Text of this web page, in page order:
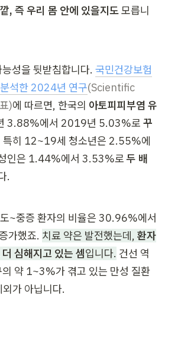
, 즉 우리 몸 안에 있을지도 모릅니
성을 뒷받침합니다. 국민건강보험
석한 2024년 연구(Scientific
)에 따르면, 한국의 아토피피부염 유
3.88%에서 2019년 5.03%로 꾸
특히 12~19세 청소년은 2.55%에
인은 1.44%에서 3.53%로 두 배
.
~중증 환자의 비율은 30.96%에서
가했죠. 치료 약은 발전했는데, 환자
심해지고 있는 셈입니다. 건선 역
의 약 1~3%가 겪고 있는 만성 질환
가 아닙니다.